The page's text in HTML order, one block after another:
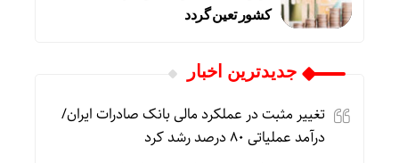
کشور تعین گردد
جديدترين اخبار
تغییر مثبت در عملکرد مالی بانک صادرات ایران/
درآمد عملیاتی ۸۰ درصد رشد کرد